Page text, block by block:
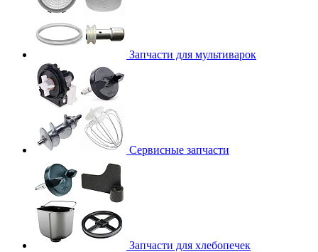
Запчасти для мультиварок
Сервисные запчасти
Запчасти для хлебопечек